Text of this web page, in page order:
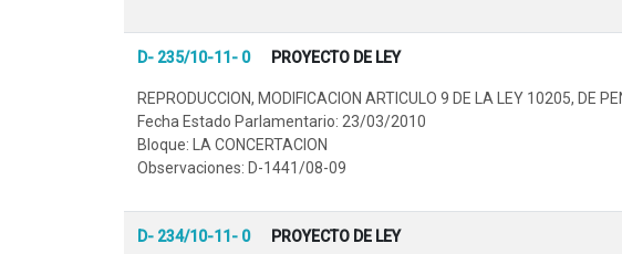
D- 235/10-11- 0 PROYECTO DE LEY
REPRODUCCION, MODIFICACION ARTICULO 9 DE LA LEY 10205, DE
Fecha Estado Parlamentario: 23/03/2010
Bloque: LA CONCERTACION
Observaciones: D-1441/08-09
D- 234/10-11- 0 PROYECTO DE LEY